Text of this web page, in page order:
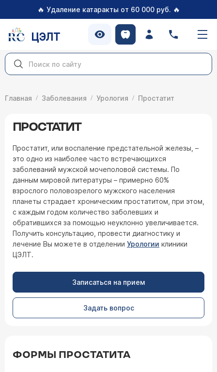
🔥 Удаление катаракты от 60 000 руб. 🔥
ЦЭЛТ
Главная Заболевания Урология Простатит
ПРОСТАТИТ
Простатит, или воспаление предстательной железы, –
это одно из наиболее часто встречающихся
заболеваний мужской мочеполовой системы. По
данным мировой литературы – примерно 60%
взрослого половозрелого мужского населения
планеты страдает хроническим простатитом, при этом,
с каждым годом количество заболевших и
обратившихся за помощью неуклонно увеличивается.
Получить консультацию, провести диагностику и
лечение Вы можете в отделении Урологии клиники
ЦЭЛТ.
Записаться на прием
Задать вопрос
ФОРМЫ ПРОСТАТИТА